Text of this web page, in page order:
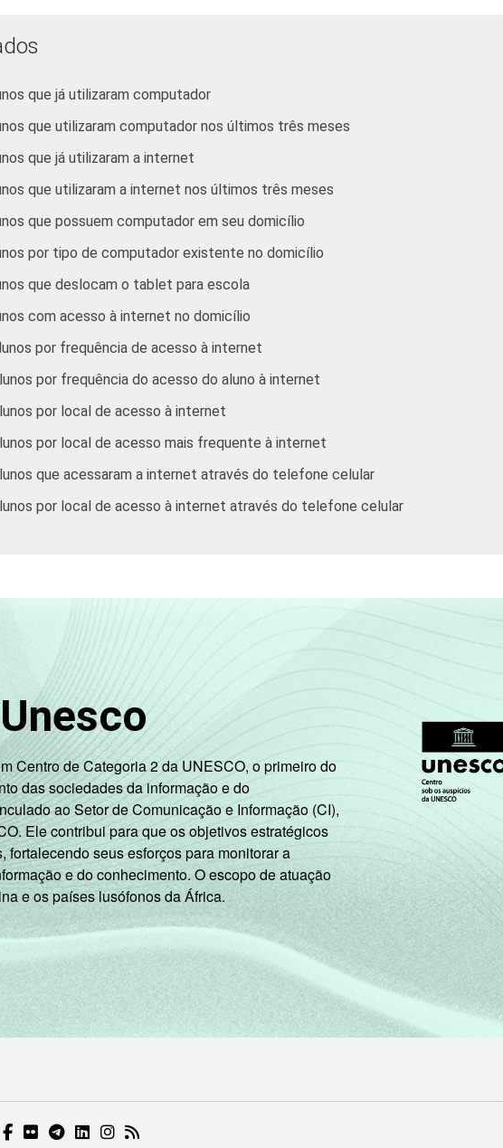
Médio
73 57
ano que utilizaram a Internet alguma vez na vida e 4943 alunos do 9º ano do
entre setembro e dezembro de 2012.
que já utilizaram computador
que utilizaram computador nos últimos três meses
que já utilizaram a internet
que utilizaram a internet nos últimos três meses
que possuem computador em seu domicílio
por tipo de computador existente no domicílio
que deslocam o tablet para escola
com acesso à internet no domicílio
por frequência de acesso à internet
por frequência do acesso do aluno à internet
por local de acesso à internet
por local de acesso mais frequente à internet
que acessaram a internet através do telefone celular
por local de acesso à internet através do telefone celular
Centro de Categoria 2 da UNESCO, o primeiro do
das sociedades da informação e do
ao Setor de Comunicação e Informação (CI),
Ele contribui para que os objetivos estratégicos
fortalecendo seus esforços para monitorar a
e do conhecimento. O escopo de atuação
e os países lusófonos da África.
DO NIC.BR (ABRE EM NOVA ABA)
DO NIC.BR (ABRE EM NOVA ABA)
FACEBOOK DO NIC.BR (ABRE EM NOVA ABA)
FLICKR DO NIC.BR (ABRE EM NOVA ABA)
TELEGRAM DO NIC.BR (ABRE EM NOVA ABA)
LINKEDIN DO NIC.BR (ABRE EM NOVA ABA)
INSTAGRAM DO NIC.BR (ABRE EM NOVA ABA)
RSS DO NIC.BR (ABRE EM NOVA ABA)